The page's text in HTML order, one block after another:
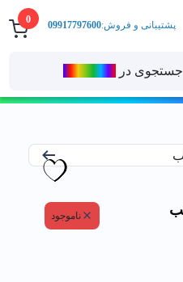
0
جستجوی در
پشتیبانی و فروش:09917797600
ناموجود